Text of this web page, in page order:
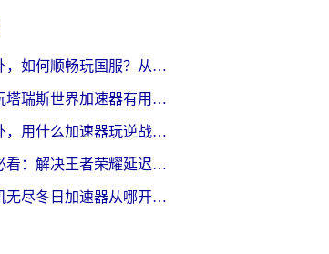
人在海外，如何顺畅玩国服？从《王者荣耀》到《云图计划》的加速器终极指南
在国外玩塔瑞斯世界加速器有用吗？海外玩家亲测后的真实答案
身在海外，用什么加速器玩逆战才能告别延迟？
海外党必看：解决王者荣耀延迟的加速器终极指南——从EVE到猫和老鼠，一个工具全搞定
苹果手机无尽冬日加速器从哪开启？海外玩家的冬日生存指南